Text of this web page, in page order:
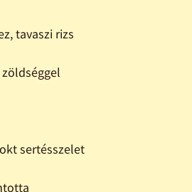
tavaszi rizs
sertésszelet